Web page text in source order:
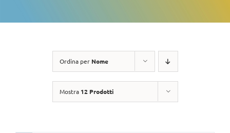
Ordina per Nome
Mostra 12 Prodotti